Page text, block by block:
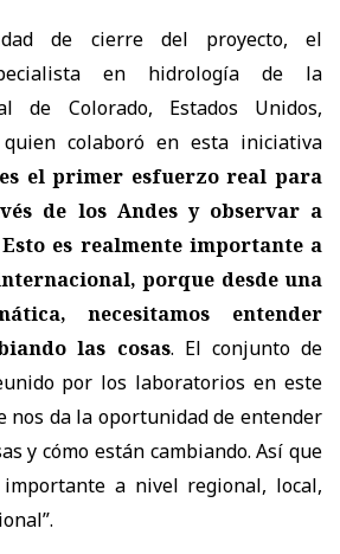
de cierre del proyecto, el
en hidrología de la
de Colorado, Estados Unidos,
quien colaboró en esta iniciativa
el primer esfuerzo real para
de los Andes y observar a
es realmente importante a
porque desde una
necesitamos entender
las cosas. El conjunto de
por los laboratorios en este
nos da la oportunidad de entender
y cómo están cambiando. Así que
a nivel regional, local,